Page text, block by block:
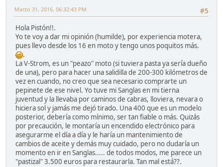
#5
Marzo 31, 2016, 06:32:43 PM
Hola Pistón!!.
Yo te voy a dar mi opinión (humilde), por experiencia motera,
pues llevo desde los 16 en moto y tengo unos poquitos más.
.
La V-Strom, es un "peazo" moto (si tuviera pasta ya sería dueño
de una), pero para hacer una salidilla de 200-300 kilómetros de
vez en cuando, no creo que sea necesario comprarte un
pepinete de ese nivel. Yo tuve mi Sanglas en mi tierna
juventud y la llevaba por caminos de cabras, lloviera, nevara o
hiciera sol y jamás me dejó tirado. Una 400 que es un modelo
posterior, debería como mínimo, ser tan fiable o más. Quizás
por precaución, le montaría un encendido electrónico para
asegurarme el día a día y le haría un mantenimiento de
cambios de aceite y demás muy cuidado, pero no dudaría un
momento en ir en Sanglas..... de todos modos, me parece un
"pastizal" 3.500 euros para restaurarla. Tan mal está??.